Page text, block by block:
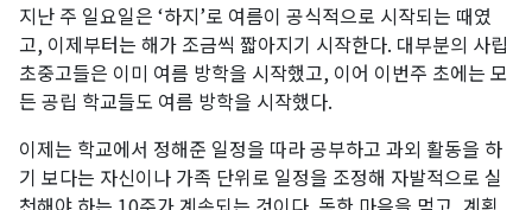
지난 주 일요일은 ‘하지’로 여름이 공식적으로 시작되는 때였
고, 이제부터는 해가 조금씩 짧아지기 시작한다. 대부분의 사립
초중고들은 이미 여름 방학을 시작했고, 이어 이번주 초에는 모
든 공립 학교들도 여름 방학을 시작했다.
이제는 학교에서 정해준 일정을 따라 공부하고 과외 활동을 하
기 보다는 자신이나 가족 단위로 일정을 조정해 자발적으로 실